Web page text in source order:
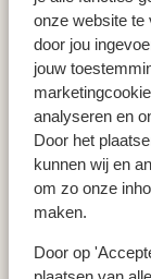
onze website te
door jou
jouw
analyseren en
Door het
kunnen wij en
om zo onze
maken.
Door op